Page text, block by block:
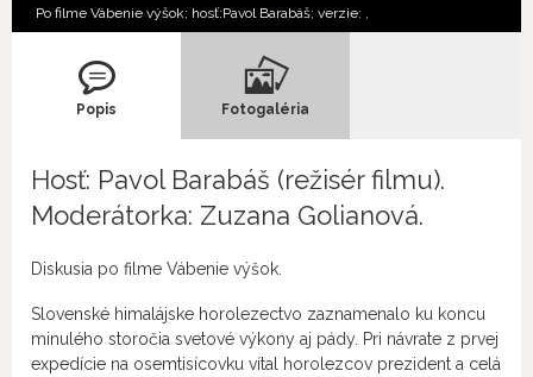
Po filme Vábenie výšok; hosť:Pavol Barabáš; verzie:
Popis Fotogaléria
Hosť: Pavol Barabáš (režisér filmu).
Moderátorka: Zuzana Golianová.
Diskusia po filme Vábenie výšok.
Slovenské himalájske horolezectvo zaznamenalo ku koncu
minulého storočia svetové výkony aj pády. Pri návrate z prvej
expedície na osemtisícovku vítal horolezcov prezident a celá